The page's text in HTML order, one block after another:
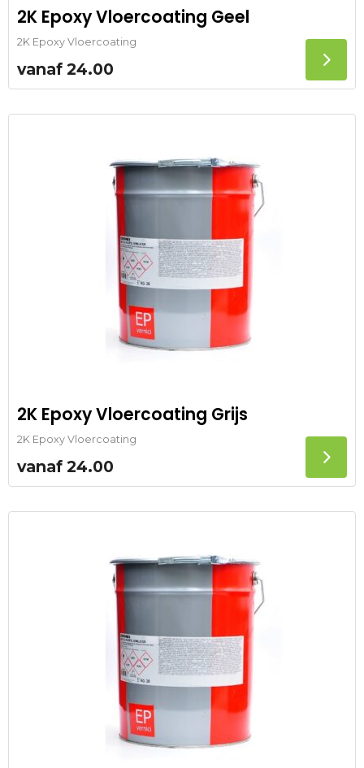
2K Epoxy Vloercoating Geel
2K Epoxy Vloercoating
vanaf 24.00
2K Epoxy Vloercoating Grijs
2K Epoxy Vloercoating
vanaf 24.00